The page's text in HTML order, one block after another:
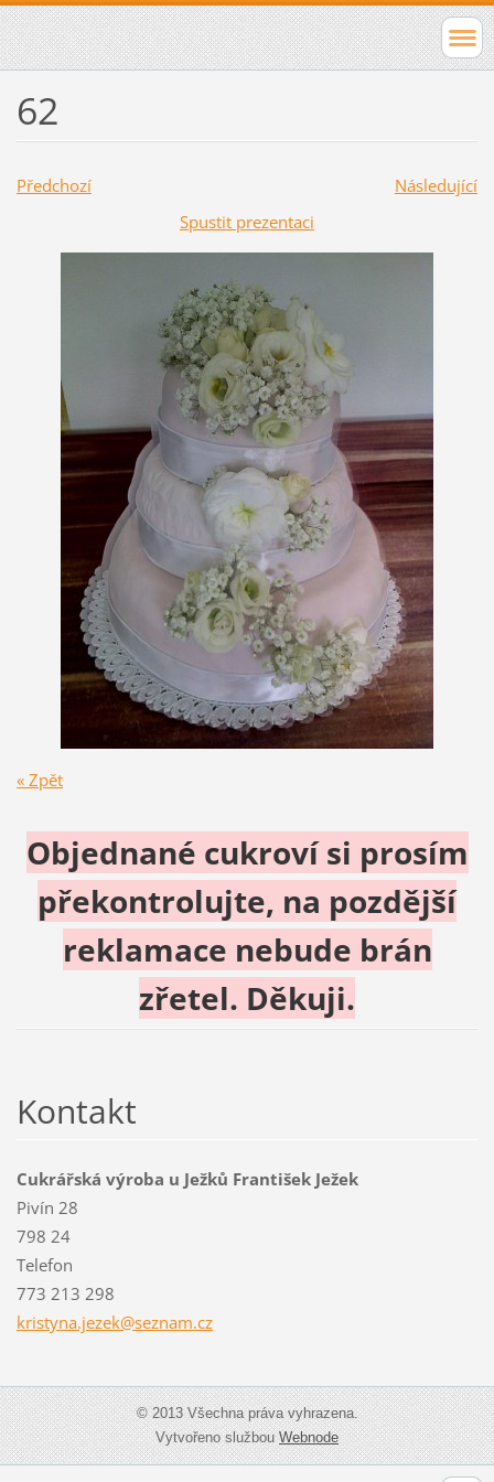
62
Předchozí
Následující
Spustit prezentaci
« Zpět
Objednané cukroví si prosím
překontrolujte, na pozdější
reklamace nebude brán
zřetel. Děkuji.
Kontakt
Cukrářská výroba u Ježků František Ježek
Pivín 28
798 24
Telefon
773 213 298
kristyna.jezek@seznam.cz
© 2013 Všechna práva vyhrazena.
Vytvořeno službouWebnode